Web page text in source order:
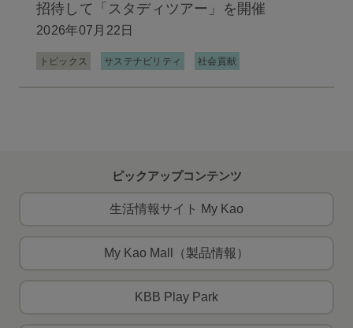
招待して「スタディツアー」を開催
2026年07月22日
トピックス サステナビリティ 社会貢献
ピックアップコンテンツ
生活情報サイト My Kao
My Kao Mall（製品情報）
KBB Play Park